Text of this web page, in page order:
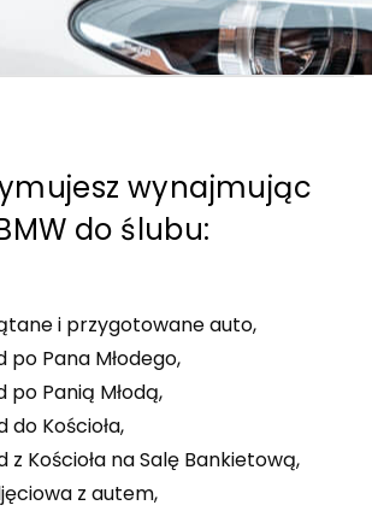
wynajmując
do ślubu:
i przygotowane auto,
po Pana Młodego,
po Panią Młodą,
do Kościoła,
z Kościoła na Salę Bankietową,
z autem,